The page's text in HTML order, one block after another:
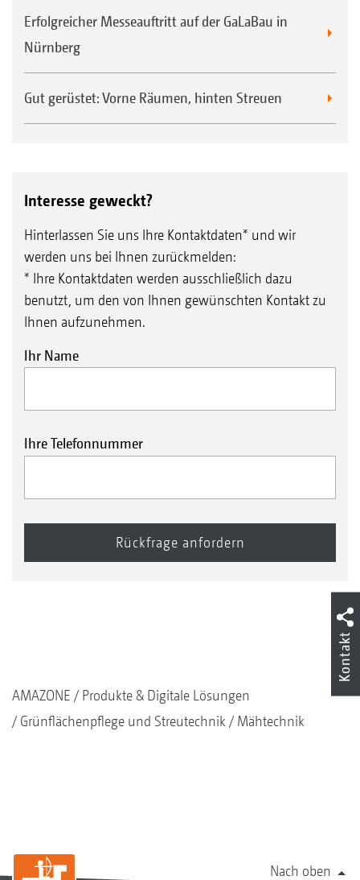
Erfolgreicher Messeauftritt auf der GaLaBau in
Nürnberg
Gut gerüstet: Vorne Räumen, hinten Streuen
Interesse geweckt?
Hinterlassen Sie uns Ihre Kontaktdaten* und wir
werden uns bei Ihnen zurückmelden:
* Ihre Kontaktdaten werden ausschließlich dazu
benutzt, um den von Ihnen gewünschten Kontakt zu
Ihnen aufzunehmen.
Ihr Name
Ihre Telefonnummer
AMAZONE
Produkte & Digitale Lösungen
Grünflächenpflege und Streutechnik
Mähtechnik
Nach oben
Kontakt